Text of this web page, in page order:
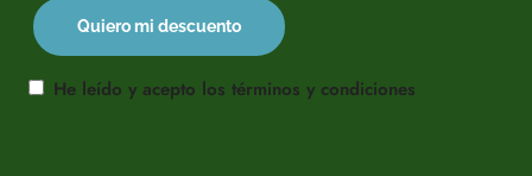
He leído y acepto los términos y condiciones